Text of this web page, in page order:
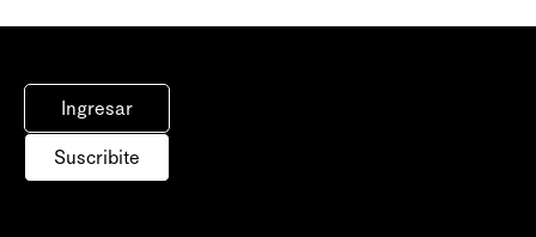
Ingresar
Suscribite